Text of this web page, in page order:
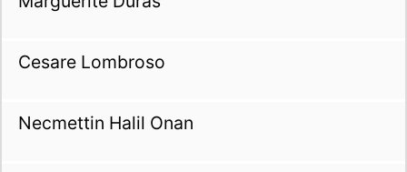
Cesare Lombroso
Necmettin Halil Onan